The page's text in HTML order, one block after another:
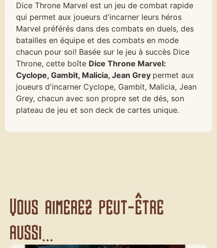
Dice Throne Marvel est un jeu de combat rapide
qui permet aux joueurs d'incarner leurs héros
Marvel préférés dans des combats en duels, des
batailles en équipe et des combats en mode
chacun pour soi! Basée sur le jeu à succès Dice
Throne, cette boîte Dice Throne Marvel:
Cyclope, Gambit, Malicia, Jean Grey permet aux
joueurs d'incarner Cyclope, Gambit, Malicia, Jean
Grey, chacun avec son propre set de dés, son
plateau de jeu et son deck de cartes unique.
Vous aimerez peut-être
aussi...